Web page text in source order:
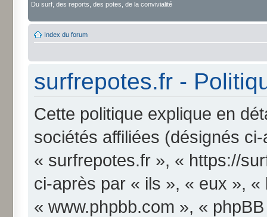
Du surf, des reports, des potes, de la convivialité
Index du forum
surfrepotes.fr -
Cette politique explique en
sociétés affiliées (désignés
« surfrepotes.fr », « https://
ci-après par « ils », « eux »,
« www.phpbb.com », «